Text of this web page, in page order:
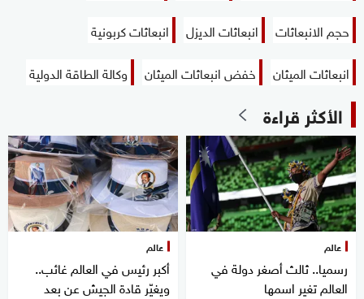
حجم الانبعاثات
انبعاثات الديزل
انبعاثات كربونية
انبعاثات الميثان
خفض انبعاثات الميثان وكالة الطاقة الدولية
الأكثر قراءة
عالم
رسميا.. ثالث أصغر دولة في
العالم تغير اسمها
عالم
أكبر رئيس في العالم غائب..
ويغيّر قادة الجيش عن بعد